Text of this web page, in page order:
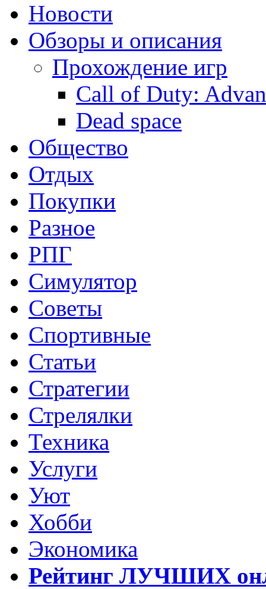
Новости
Обзоры и описания
Прохождение игр
Call of Duty:
Dead space
Общество
Отдых
Покупки
Разное
РПГ
Симулятор
Советы
Спортивные
Статьи
Стратегии
Стрелялки
Техника
Услуги
Уют
Хобби
Экономика
Рейтинг ЛУЧШИХ